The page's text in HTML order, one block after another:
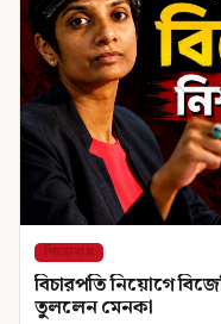
শিরোনাম
বিচারপতি নিয়োগে
তুললেন মেনকা